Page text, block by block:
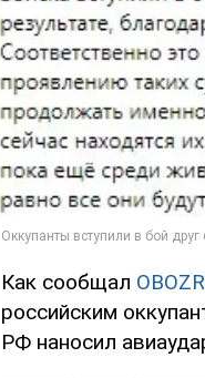
Как сообщал
российским
РФ наносил